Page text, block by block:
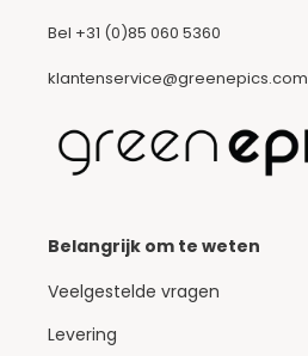
Bel +31 (0)85 060 5360
klantenservice@greenepics.com
Belangrijk om te weten
Veelgestelde vragen
Levering